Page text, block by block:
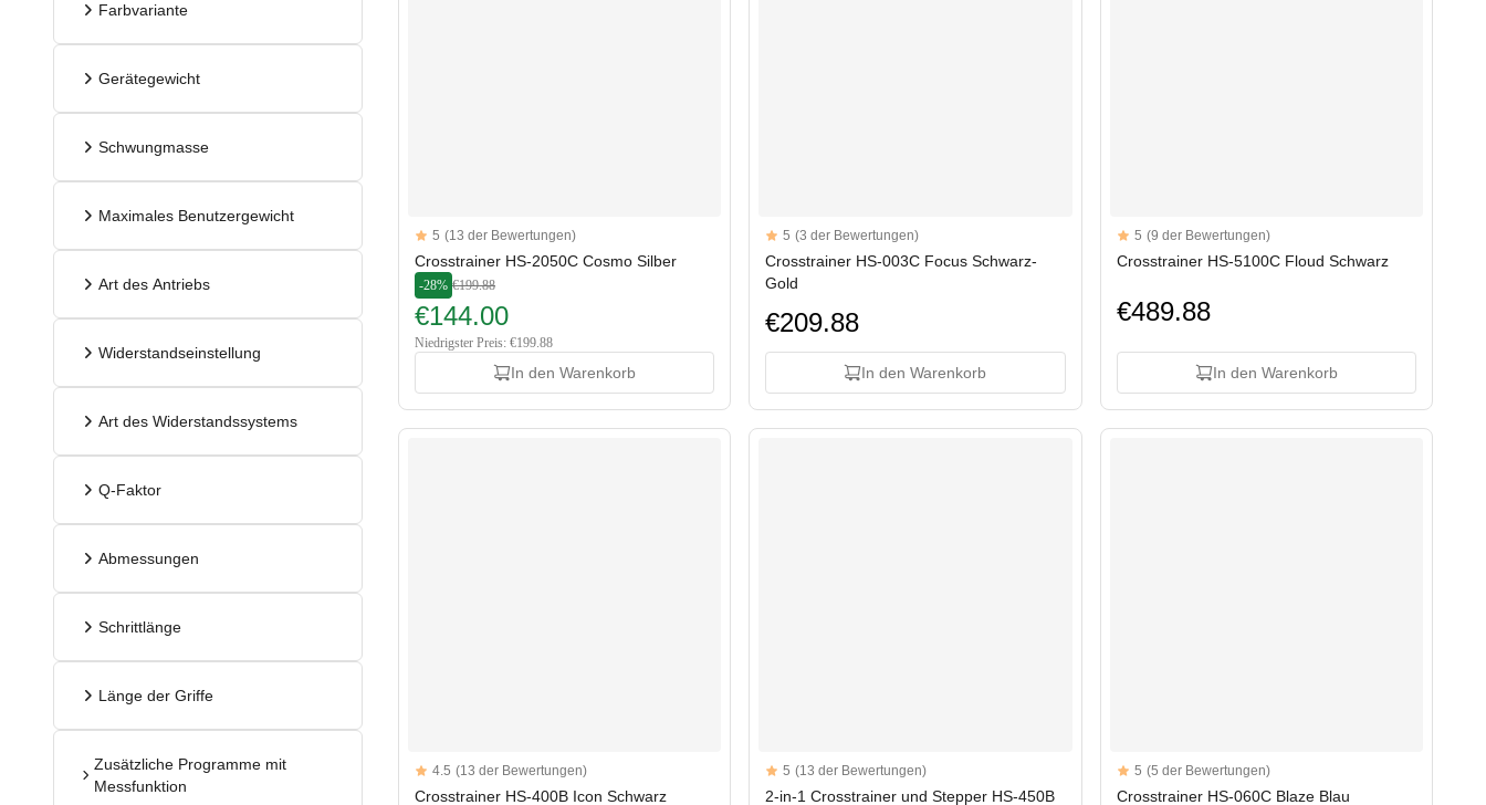
Farbvariante
Gerätegewicht
Schwungmasse
Maximales Benutzergewicht
Art des Antriebs
Widerstandseinstellung
Art des Widerstandssystems
Q-Faktor
Abmessungen
Schrittlänge
Länge der Griffe
Zusätzliche Programme mit
Messfunktion
Reviews
5 out of 5 stars
5 (13 der Bewertungen)
Crosstrainer HS-2050C Cosmo Silber
-28% €199.88
€144.00
Niedrigster Preis: €199.88
In den Warenkorb
Reviews
5 out of 5 stars
5 (3 der Bewertungen)
Crosstrainer HS-003C Focus Schwarz-
Gold
€209.88
In den Warenkorb
Reviews
5 out of 5 stars
5 (9 der Bewertungen)
Crosstrainer HS-5100C Floud Schwarz
€489.88
In den Warenkorb
Reviews
4.5 out of 5 stars
4.5 (13 der Bewertungen)
Crosstrainer HS-400B Icon Schwarz
Reviews
5 out of 5 stars
5 (13 der Bewertungen)
2-in-1 Crosstrainer und Stepper HS-450B
Reviews
5 out of 5 stars
5 (5 der Bewertungen)
Crosstrainer HS-060C Blaze Blau